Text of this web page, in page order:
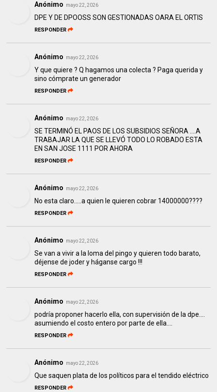
Anónimo mayo 22, 2026
DPE Y DE DPOOSS SON GESTIONADAS OARA EL ORTIS
RESPONDER
Anónimo mayo 22, 2026
Y que quiere ? Q hagamos una colecta ? Paga querida y
sino cómprate un generador
RESPONDER
Anónimo mayo 22, 2026
SE TERMINÓ EL PAOS DE LOS SUBSIDIOS SEÑORA ….A
TRABAJAR LA QUE SE LLEVÓ TODO LO ROBADO ESTA
EN SAN JOSE 1111 POR AHORA
RESPONDER
Anónimo mayo 22, 2026
No esta claro.....a quien le quieren cobrar 14000000????
RESPONDER
Anónimo mayo 22, 2026
Se van a vivir a la loma del pingo y quieren todo barato,
déjense de joder y háganse cargo !!!
RESPONDER
Anónimo mayo 22, 2026
podría proponer hacerlo ella, con supervisión de la dpe....
asumiendo el costo entero por parte de ella....
RESPONDER
Anónimo mayo 22, 2026
Que saquen plata de los políticos para el tendido eléctrico
RESPONDER